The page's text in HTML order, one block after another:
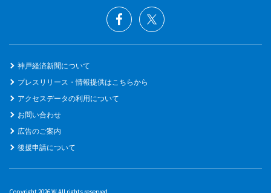
神戸経済新聞について
プレスリリース・情報提供はこちらから
アクセスデータの利用について
お問い合わせ
広告のご案内
後援申請について